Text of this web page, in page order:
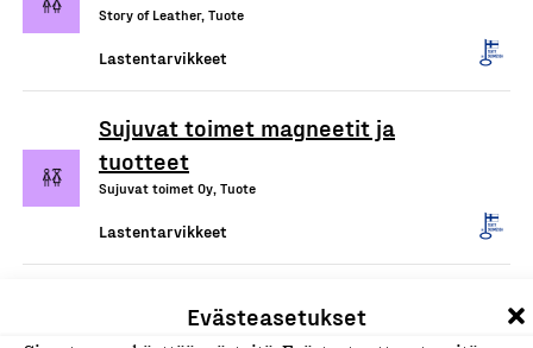
Evästeasetukset
Story of Leather, Tuote
Lastentarvikkeet
Sujuvat toimet magneetit ja
tuotteet
Sujuvat toimet Oy, Tuote
Lastentarvikkeet